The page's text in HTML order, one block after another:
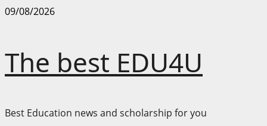
Skip
09/08/2026
The best EDU4U
Best Education news and scholarship for you